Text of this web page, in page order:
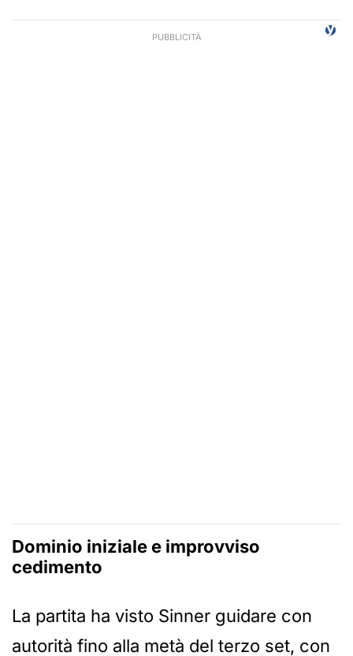
Dominio iniziale e improvviso
cedimento
La partita ha visto Sinner guidare con
autorità fino alla metà del terzo set, con